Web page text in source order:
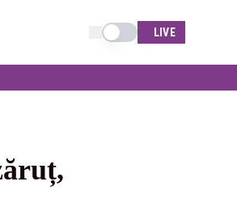
Schimba tema
LIVE